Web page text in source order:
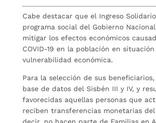
Cabe destacar que el Ingreso
programa social del Gobierno
mitigar los efectos económicos
COVID-19 en la población en
vulnerabilidad económica.
Para la selección de sus
base de datos del Sisbén III y IV, y
favorecidas aquellas personas que
reciben transferencias monetarias del
decir, no hacen parte de Familias en